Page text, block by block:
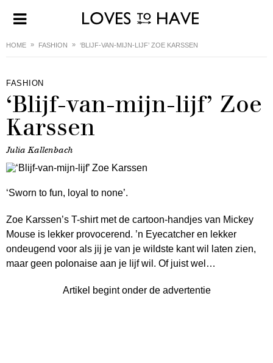
HOME FASHION ‘BLIJF-VAN-MIJN-LIJF’ ZOE KARSSEN
FASHION
‘Blijf-van-mijn-lijf’ Zoe
Karssen
Julia Kallenbach
‘Sworn to fun, loyal to none’.
Zoe Karssen’s T-shirt met de cartoon-handjes van Mickey
Mouse is lekker provocerend. ’n Eyecatcher en lekker
ondeugend voor als jij je van je wildste kant wil laten zien,
maar geen polonaise aan je lijf wil. Of juist wel…
Artikel begint onder de advertentie